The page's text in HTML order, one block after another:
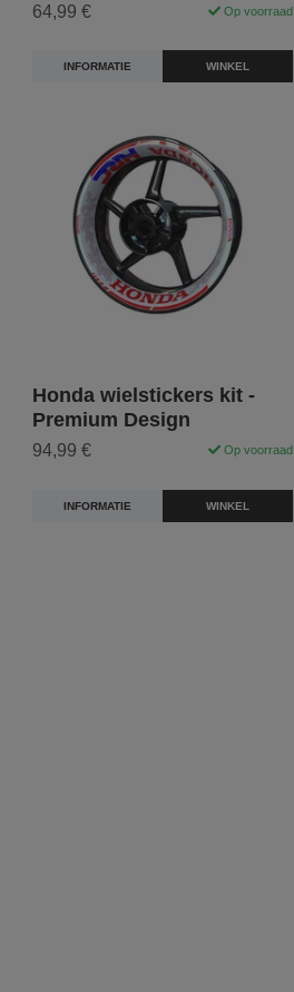
64,99 € Op voorraad
INFORMATIE WINKEL
Honda wielstickers kit -
Premium Design
94,99 € Op voorraad
INFORMATIE WINKEL